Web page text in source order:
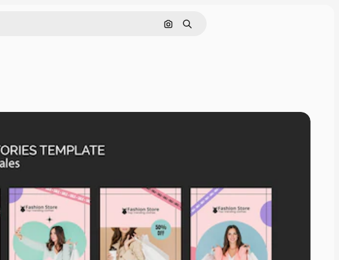
Buscar por imagen
Buscar